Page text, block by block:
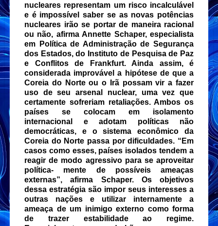
nucleares representam um risco incalculável
e é impossível saber se as novas potências
nucleares irão se portar de maneira racional
ou não, afirma Annette Schaper, especialista
em Política de Administração de Segurança
dos Estados, do Instituto de Pesquisa de Paz
e Conflitos de Frankfurt. Ainda assim, é
considerada improvável a hipótese de que a
Coreia do Norte ou o Irã possam vir a fazer
uso de seu arsenal nuclear, uma vez que
certamente sofreriam retaliações. Ambos os
países se colocam em isolamento
internacional e adotam políticas não
democráticas, e o sistema econômico da
Coreia do Norte passa por dificuldades. “Em
casos como esses, países isolados tendem a
reagir de modo agressivo para se aproveitar
política- mente de possíveis ameaças
externas”, afirma Schaper. Os objetivos
dessa estratégia são impor seus interesses a
outras nações e utilizar internamente a
ameaça de um inimigo externo como forma
de trazer estabilidade ao regime.